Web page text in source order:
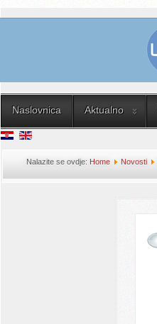
Naslovnica Aktualno
Nalazite se ovdje: Home Novosti